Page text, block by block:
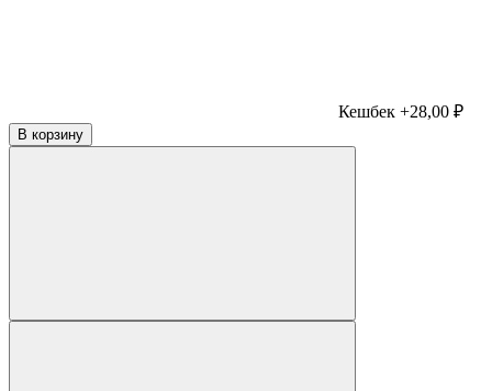
Кешбек +28,00 ₽
В корзину